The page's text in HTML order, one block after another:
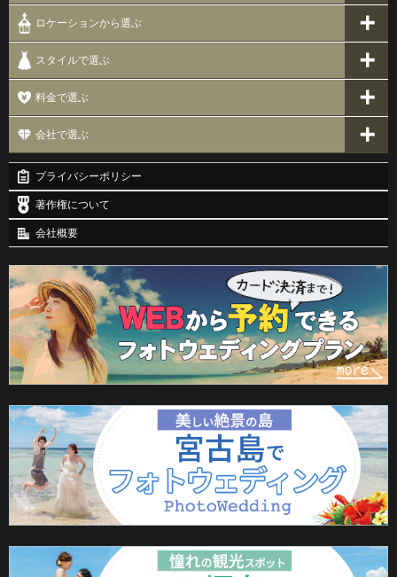
ロケーションから選ぶ
スタイルで選ぶ
料金で選ぶ
会社で選ぶ
プライバシーポリシー
著作権について
会社概要